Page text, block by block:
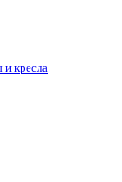
кресла